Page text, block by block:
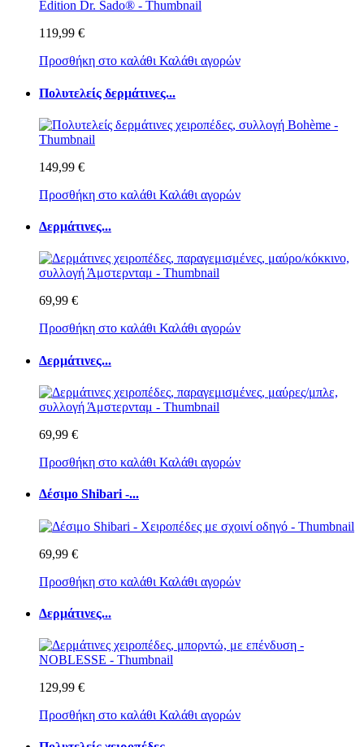
119,99 €
Προσθήκη στο καλάθι Καλάθι αγορών
Πολυτελείς δερμάτινες...
149,99 €
Προσθήκη στο καλάθι Καλάθι αγορών
Δερμάτινες...
69,99 €
Προσθήκη στο καλάθι Καλάθι αγορών
Δερμάτινες...
69,99 €
Προσθήκη στο καλάθι Καλάθι αγορών
Δέσιμο Shibari -...
69,99 €
Προσθήκη στο καλάθι Καλάθι αγορών
Δερμάτινες...
129,99 €
Προσθήκη στο καλάθι Καλάθι αγορών